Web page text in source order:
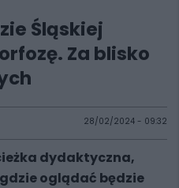
Śląskiej
Za blisko
28/02/2024 - 09:32
dydaktyczna,
oglądać będzie